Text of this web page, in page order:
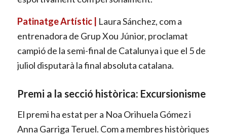
Patinatge Artístic |
Laura Sánchez, com a
entrenadora de Grup Xou Júnior, proclamat
campió de la semi-final de Catalunya i que el 5 de
juliol disputarà la final absoluta catalana.
Premi a la secció històrica: Excursionisme
El premi ha estat per a Noa Orihuela Gómez i
Anna Garriga Teruel. Com a membres històriques